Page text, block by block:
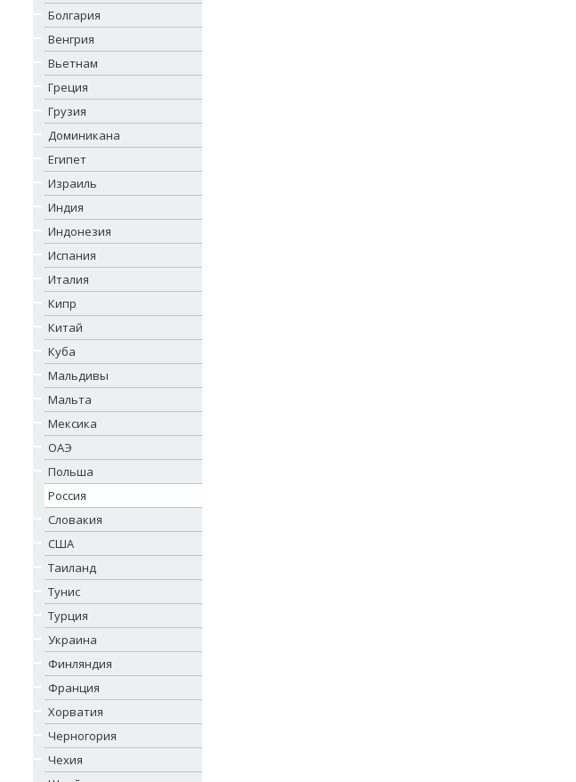
Болгария
Венгрия
Вьетнам
Греция
Грузия
Доминикана
Египет
Израиль
Индия
Индонезия
Испания
Италия
Кипр
Китай
Куба
Мальдивы
Мальта
Мексика
ОАЭ
Польша
Россия
Словакия
США
Таиланд
Тунис
Турция
Украина
Финляндия
Франция
Хорватия
Черногория
Чехия